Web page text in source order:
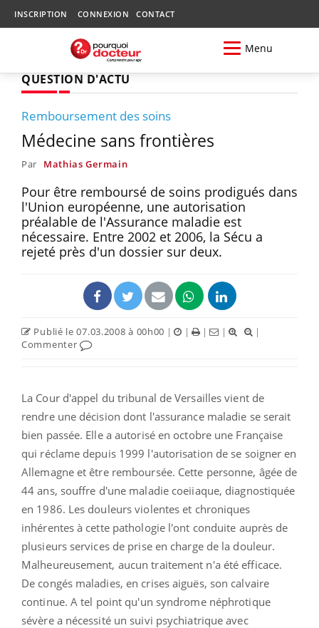
INSCRIPTION CONNEXION CONTACT
Menu
QUESTION D'ACTU
Remboursement des soins
Médecine sans frontières
Par Mathias Germain
Pour être remboursé de soins prodigués dans
l'Union européenne, une autorisation
préalable de l'Assurance maladie est
nécessaire. Entre 2002 et 2006, la Sécu a
rejeté près d'un dossier sur deux.
Publié le 07.03.2008 à 00h00 | | | |
|
Commenter
La Cour d'appel du tribunal de Versailles vient de
rendre une décision dont l'assurance maladie se serait
bien passée. Elle a autorisé en octobre une Française
qui réclame depuis 1999 l'autorisation de se soigner en
Allemagne et être remboursée. Cette personne, âgée de
44 ans, souffre d'une maladie coeiiaque, diagnostiquée
en 1986. Les douleurs violentes et chroniques
inhérentes à cette pathologie l'ont conduite auprès de
plusieurs services de prise en charge de la douleur.
Malheureusement, aucun traitement n'a été efficace.
De congés maladies, en crises aiguës, son calvaire
continue. A tel point qu'un syndrome néphrotique
sévère a nécessité un suivi psychiatrique avec